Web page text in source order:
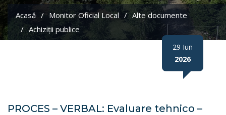
Acasă Monitor Oficial Local
Alte documente
Achiziţii publice
PROCES – VERBAL: Evaluare tehnico –
29 Iun
2026